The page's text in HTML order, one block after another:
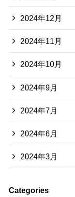
2024年12月
2024年11月
2024年10月
2024年9月
2024年7月
2024年6月
2024年3月
Categories